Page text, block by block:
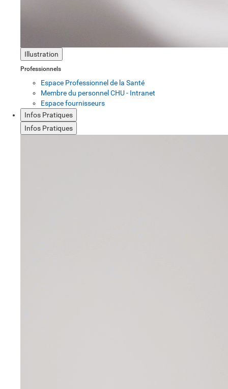
Illustration
Professionnels
Espace Professionnel de la Santé
Membre du personnel CHU - Intranet
Espace fournisseurs
Infos Pratiques
Infos Pratiques